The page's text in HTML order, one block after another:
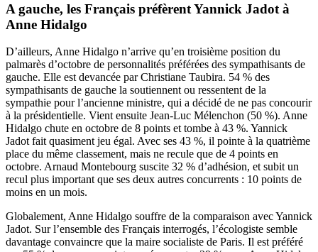
A gauche, les Français préfèrent Yannick Jadot à
Anne Hidalgo
D’ailleurs, Anne Hidalgo n’arrive qu’en troisième position du
palmarès d’octobre de personnalités préférées des sympathisants de
gauche. Elle est devancée par Christiane Taubira. 54 % des
sympathisants de gauche la soutiennent ou ressentent de la
sympathie pour l’ancienne ministre, qui a décidé de ne pas concourir
à la présidentielle. Vient ensuite Jean-Luc Mélenchon (50 %). Anne
Hidalgo chute en octobre de 8 points et tombe à 43 %. Yannick
Jadot fait quasiment jeu égal. Avec ses 43 %, il pointe à la quatrième
place du même classement, mais ne recule que de 4 points en
octobre. Arnaud Montebourg suscite 32 % d’adhésion, et subit un
recul plus important que ses deux autres concurrents : 10 points de
moins en un mois.
Globalement, Anne Hidalgo souffre de la comparaison avec Yannick
Jadot. Sur l’ensemble des Français interrogés, l’écologiste semble
davantage convaincre que la maire socialiste de Paris. Il est préféré